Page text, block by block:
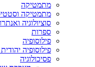
מתמטיקה
מתמטיקה
סוציולוגיה
ספרות
פילוסופיה
פילוסופיה
פסיכולוגיה